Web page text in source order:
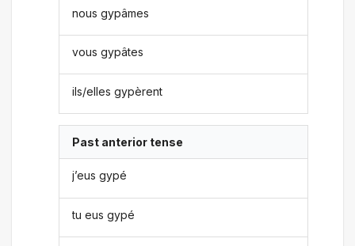
nous gypâmes
vous gypâtes
ils/elles gypèrent
Past anterior tense
j’eus gypé
tu eus gypé